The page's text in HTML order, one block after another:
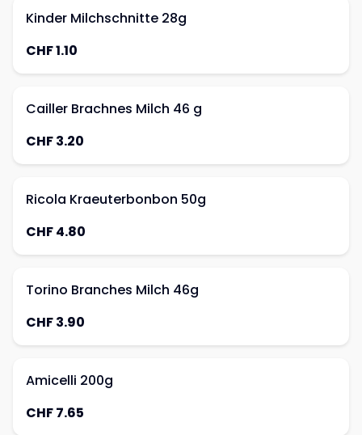
Kinder Milchschnitte 28g
CHF 1.10
Cailler Brachnes Milch 46 g
CHF 3.20
Ricola Kraeuterbonbon 50g
CHF 4.80
Torino Branches Milch 46g
CHF 3.90
Amicelli 200g
CHF 7.65